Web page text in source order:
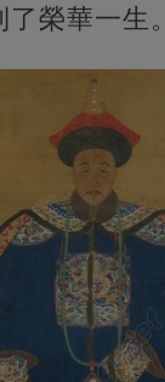
榮華一生。